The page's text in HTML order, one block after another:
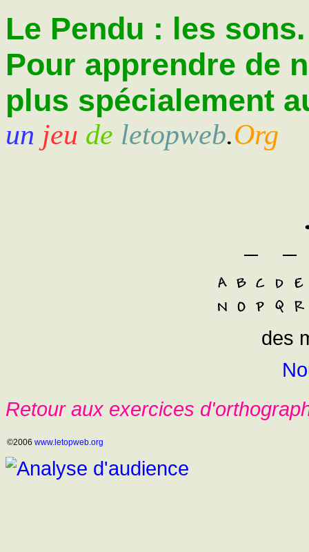
Le Pendu : les sons.
Pour apprendre de
plus spécialement
un jeu de letopweb.Org
des
Retour aux exercices
©2006 www.letopweb.org